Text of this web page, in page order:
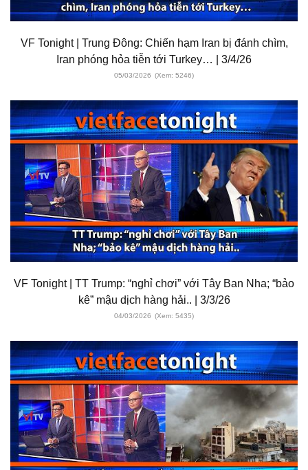
VF Tonight | Trung Đông: Chiến hạm Iran bị đánh chìm,
Iran phóng hỏa tiễn tới Turkey… | 3/4/26
05/03/2026 (Xem: 5246)
VF Tonight | TT Trump: “nghỉ chơi” với Tây Ban Nha; “bảo
kê” mậu dịch hàng hải.. | 3/3/26
04/03/2026 (Xem: 5435)